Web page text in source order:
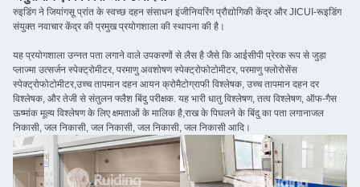
रुइडिंग ने जियांगसू प्रांत के स्वच्छ दहन संसाधन इंजीनियरिंग प्रौद्योगिकी केंद्र और JICUI-रूइडिंग
संयुक्त नवाचार केंद्र की प्रमुख प्रयोगशाला की स्थापना की है।
यह प्रयोगशाला उन्नत पता लगाने वाले उपकरणों से लैस है जैसे कि आईसीपी प्रेरक रूप से जुड़ा
प्लाज्मा उत्सर्जन स्पेक्ट्रोमीटर, परमाणु अवशोषण स्पेक्ट्रोफोटोमीटर, परमाणु फ्लोरोसेंस
स्पेक्ट्रोफोटोमीटर,उच्च तापमान दहन आयन क्रोमैटोग्राफी विश्लेषक, उच्च तापमान दहन दर
विश्लेषक, और तेजी से संतुलन फ्लैश बिंदु परीक्षक. यह भारी धातु विश्लेषण, तत्व विश्लेषण, ऑफ-गैस
ऊष्मांक मूल्य विश्लेषण के लिए क्षमताओं के मालिक है,राख के पिघलने के बिंदु का पता लगानाजल
निकासी, जल निकासी, जल निकासी, जल निकासी, जल निकासी आदि।